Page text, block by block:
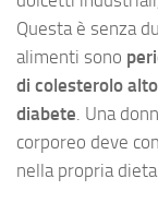
Questa è senza
alimenti sono
di colesterolo alto
diabete. Una
corporeo deve
nella propria dieta